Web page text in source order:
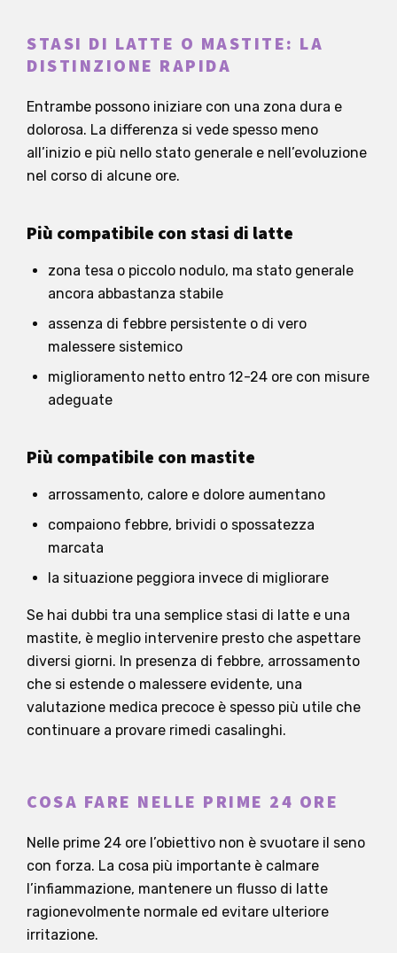
STASI DI LATTE O MASTITE: LA
DISTINZIONE RAPIDA
Entrambe possono iniziare con una zona dura e
dolorosa. La differenza si vede spesso meno
all’inizio e più nello stato generale e nell’evoluzione
nel corso di alcune ore.
Più compatibile con stasi di latte
zona tesa o piccolo nodulo, ma stato generale
ancora abbastanza stabile
assenza di febbre persistente o di vero
malessere sistemico
miglioramento netto entro 12-24 ore con misure
adeguate
Più compatibile con mastite
arrossamento, calore e dolore aumentano
compaiono febbre, brividi o spossatezza
marcata
la situazione peggiora invece di migliorare
Se hai dubbi tra una semplice stasi di latte e una
mastite, è meglio intervenire presto che aspettare
diversi giorni. In presenza di febbre, arrossamento
che si estende o malessere evidente, una
valutazione medica precoce è spesso più utile che
continuare a provare rimedi casalinghi.
COSA FARE NELLE PRIME 24 ORE
Nelle prime 24 ore l’obiettivo non è svuotare il seno
con forza. La cosa più importante è calmare
l’infiammazione, mantenere un flusso di latte
ragionevolmente normale ed evitare ulteriore
irritazione.